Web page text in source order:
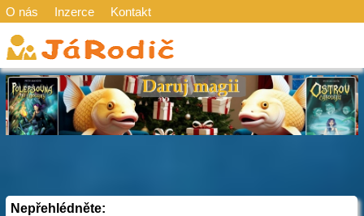
O nás Inzerce Kontakt
Nepřehlédněte: